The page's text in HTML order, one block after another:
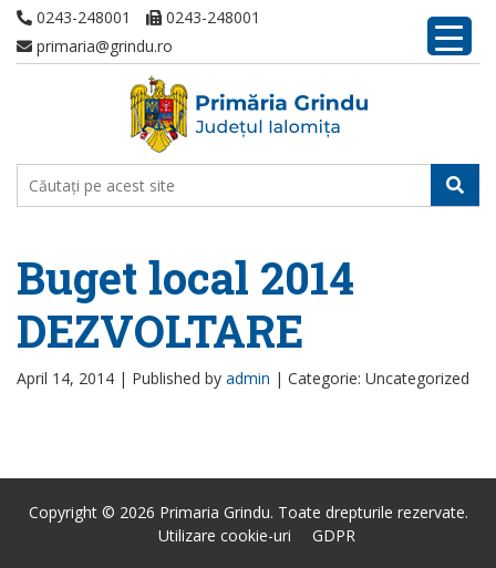
0243-248001
0243-248001
primaria@grindu.ro
Buget local 2014
DEZVOLTARE
April 14, 2014 | Published by admin | Categorie: Uncategorized
Copyright © 2026 Primaria Grindu. Toate drepturile rezervate.
Utilizare cookie-uri
GDPR